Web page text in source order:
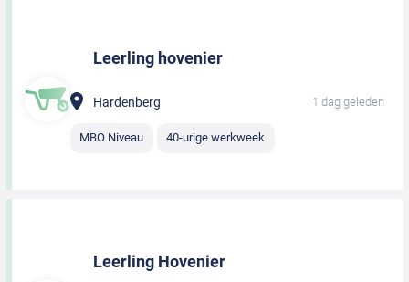
Leerling hovenier
Hardenberg 1 dag geleden
MBO Niveau 40-urige werkweek
Leerling Hovenier